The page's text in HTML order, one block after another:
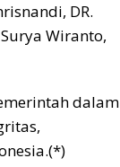
DR.
Wiranto,
dalam